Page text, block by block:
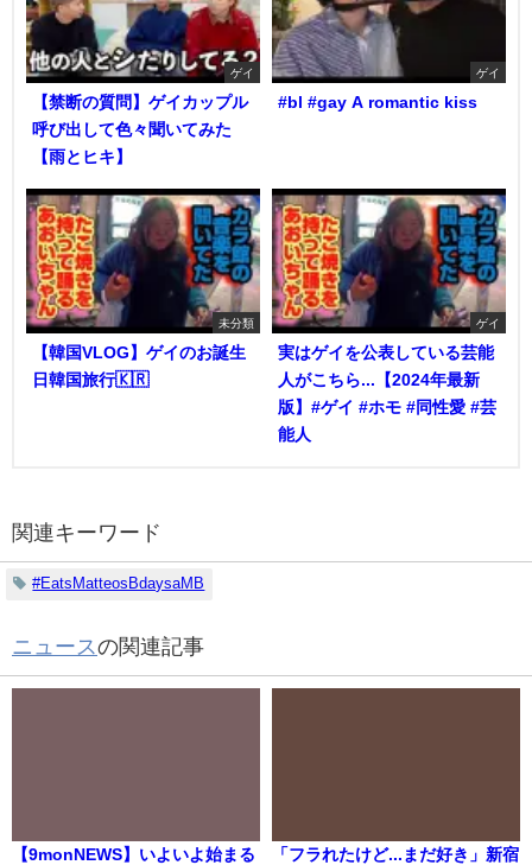
ゲイ
【禁断の質問】ゲイカップル
呼び出して色々聞いてみた
【雨とヒキ】
ゲイ
#bl #gay A romantic kiss
未分類
【韓国VLOG】ゲイのお誕生
日韓国旅行🇰🇷
ゲイ
実はゲイを公表している芸能
人がこちら...【2024年最新
版】#ゲイ #ホモ #同性愛 #芸
能人
関連キーワード
#EatsMatteosBdaysaMB
ニュースの関連記事
【9monNEWS】いよいよ始まる
「フラれたけど...まだ好き」新宿